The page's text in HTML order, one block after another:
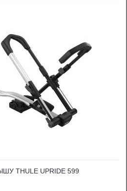
THULE UPRIDE 599